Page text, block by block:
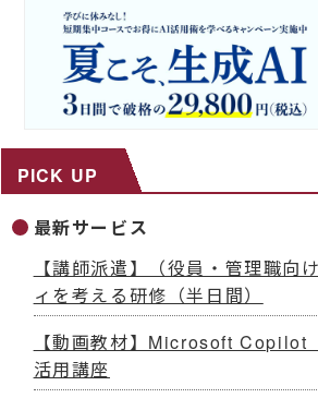
PICK UP
最新サービス
【講師派遣】（役員・管理職向
ィを考える研修（半日間）
【動画教材】Microsoft Copilot
活用講座